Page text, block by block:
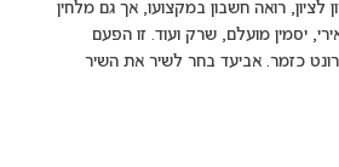
בן 25 מראשון לציון, רואה חשבון במקצועו, אך גם מלחין
יסמין מועלם, שרק ועוד. זו הפעם
כזמר. אביעד בחר לשיר את השיר